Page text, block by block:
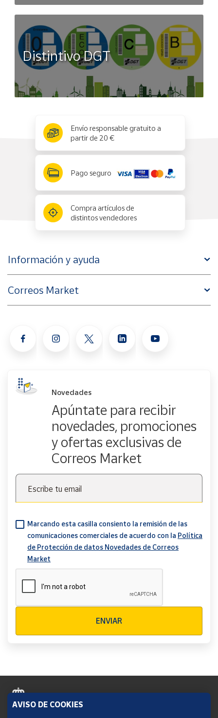
Distintivo DGT
Envío responsable gratuito a
partir de 20 €
Pago seguro
Compra artículos de
distintos vendedores
Información y ayuda
Correos Market
Novedades
Apúntate para recibir
novedades, promociones
y ofertas exclusivas de
Correos Market
Escribe tu email
Marcando esta casilla consiento la remisión de las
comunicaciones comerciales de acuerdo con la Política
de Protección de datos Novedades de Correos
Market
ENVIAR
AVISO DE COOKIES